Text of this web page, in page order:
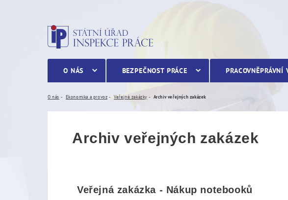
Archiv veřejných zakázek
O NÁS BEZPEČNOST PRÁCE PRACOVNĚPRÁVNÍ
O nás Ekonomika a provoz Veřejné zakázky Archiv veřejných zakázek
Archiv veřejných zakázek
Veřejná zakázka - Nákup notebooků